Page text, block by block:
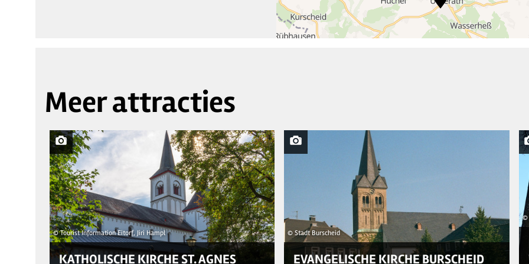
Meer attracties
© Tourist Information Eitorf, Jiri Hampl
KATHOLISCHE KIRCHE ST. AGNES
© Stadt Burscheid
EVANGELISCHE KIRCHE BURSCHEID
©